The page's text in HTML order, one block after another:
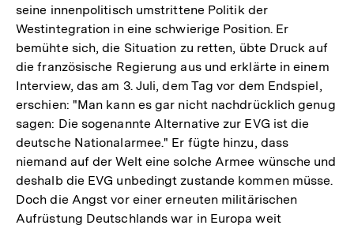
seine innenpolitisch umstrittene Politik der
Westintegration in eine schwierige Position. Er
bemühte sich, die Situation zu retten, übte Druck auf
die französische Regierung aus und erklärte in einem
Interview, das am 3. Juli, dem Tag vor dem Endspiel,
erschien: "Man kann es gar nicht nachdrücklich genug
sagen: Die sogenannte Alternative zur EVG ist die
deutsche Nationalarmee." Er fügte hinzu, dass
niemand auf der Welt eine solche Armee wünsche und
deshalb die EVG unbedingt zustande kommen müsse.
Doch die Angst vor einer erneuten militärischen
Aufrüstung Deutschlands war in Europa weit